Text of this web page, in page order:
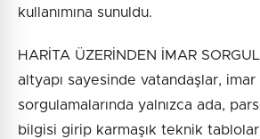
kullanımına sunuldu.
HARİTA ÜZERİNDEN İMAR
altyapı sayesinde vatandaşlar, imar
sorgulamalarında yalnızca ada,
bilgisi girip karmaşık teknik